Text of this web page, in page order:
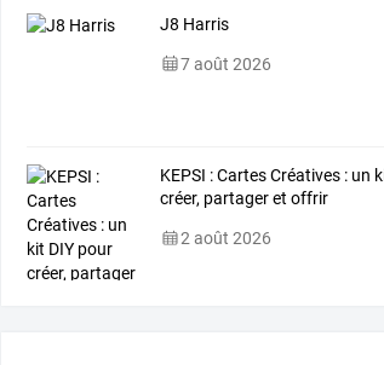
J8 Harris
7 août 2026
KEPSI : Cartes Créatives : un
créer, partager et offrir
2 août 2026